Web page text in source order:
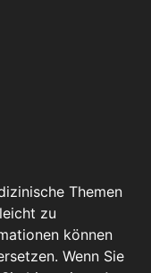
Themen
zu
können
Wenn Sie